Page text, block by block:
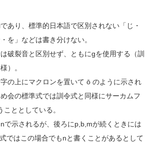
あり、標準的日本語で区別されない「じ・
を」などは書き分けない。
破裂音と区別せず、ともにgを使用する（訓
）。
の上にマクロンを置いて ō のように示され
会の標準式では訓令式と同様にサーカムフ
ととしている。
で示されるが、後ろにp,b,mが続くときには
ではこの場合でもnと書くことがあるとして